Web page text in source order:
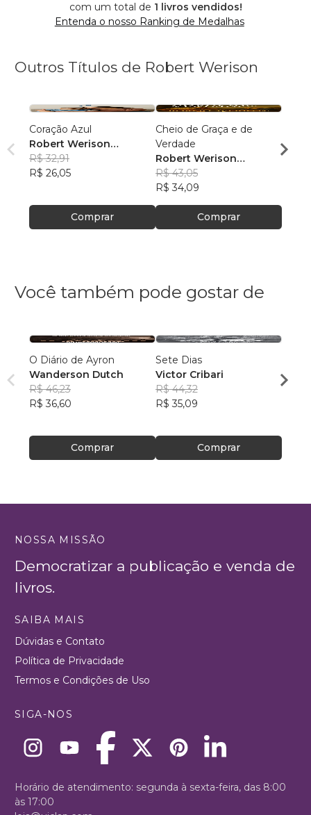
com um total de 1 livros vendidos!
Entenda o nosso Ranking de Medalhas
Outros Títulos de Robert Werison
Coração Azul
Robert Werison
Pitomba Junior
R$ 32,91
R$ 26,05
Comprar
Cheio de Graça e de
Verdade
Robert Werison
Pitomba Junior
R$ 43,05
R$ 34,09
Comprar
R$
Você também pode gostar de
O Diário de Ayron
Wanderson Dutch
R$ 46,23
R$ 36,60
Comprar
Sete Dias
Victor Cribari
R$ 44,32
R$ 35,09
Comprar
para
Ken
NOSSA MISSÃO
Democratizar a publicação e venda de
livros.
SAIBA MAIS
Dúvidas e Contato
Política de Privacidade
Termos e Condições de Uso
SIGA-NOS
Horário de atendimento: segunda à sexta-feira, das 8:00
às 17:00